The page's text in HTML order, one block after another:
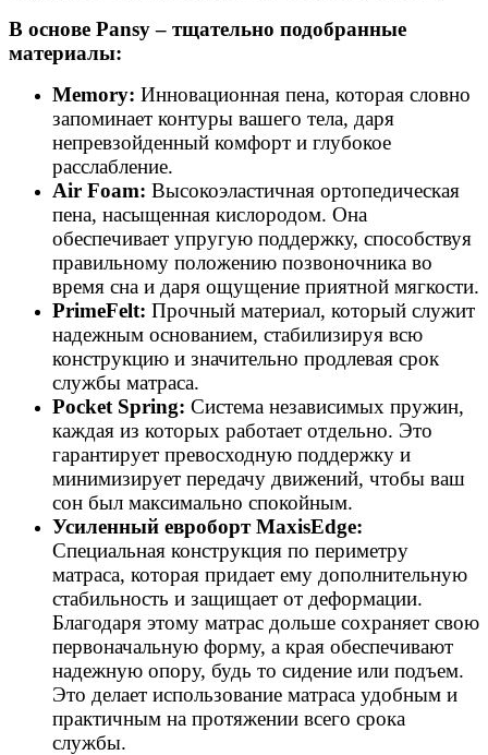
В основе Pansy – тщательно подобранные
материалы:
Memory: Инновационная пена, которая словно
запоминает контуры вашего тела, даря
непревзойденный комфорт и глубокое
расслабление.
Air Foam: Высокоэластичная ортопедическая
пена, насыщенная кислородом. Она
обеспечивает упругую поддержку, способствуя
правильному положению позвоночника во
время сна и даря ощущение приятной мягкости.
PrimeFelt: Прочный материал, который служит
надежным основанием, стабилизируя всю
конструкцию и значительно продлевая срок
службы матраса.
Pocket Spring: Система независимых пружин,
каждая из которых работает отдельно. Это
гарантирует превосходную поддержку и
минимизирует передачу движений, чтобы ваш
сон был максимально спокойным.
Усиленный евроборт MaxisEdge:
Специальная конструкция по периметру
матраса, которая придает ему дополнительную
стабильность и защищает от деформации.
Благодаря этому матрас дольше сохраняет свою
первоначальную форму, а края обеспечивают
надежную опору, будь то сидение или подъем.
Это делает использование матраса удобным и
практичным на протяжении всего срока
службы.